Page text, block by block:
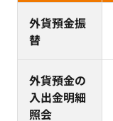
外貨預金振
替
外貨預金の
入出金明細
照会